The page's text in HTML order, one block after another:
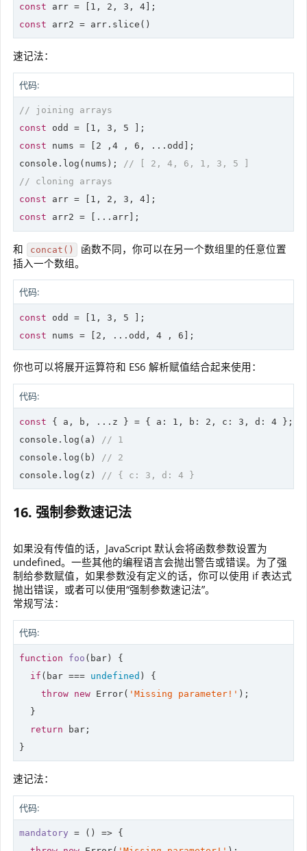
const arr = [ 1 , 2 , 3 , 4
const arr2 = arr.slice()
速记法：
代码:
// joining arrays
const odd = [ 1 , 3 , 5
const nums = [ 2 , 4 , 6 , ...odd];
console. log (nums);
// [ 2, 4, 6, 1, 3, 5 ]
// cloning arrays
const arr = [ 1 , 2 , 3 , 4
const arr2 = [...arr];
和 concat()
函数不同，你可以在另一个数组里的任意位置
插入一个数组。
代码:
const odd = [ 1 , 3 , 5
const nums = [ 2 , ...odd, 4 , 6 ];
你也可以将展开运算符和 ES6 解析赋值结合起来使用：
代码:
const { a, b, ...z } = { a: 1 , b: 2 , c: 3 , d: 4 };
console. log (a)
// 1
console. log (b)
// 2
console. log (z) // { c: 3, d: 4 }
16. 强制参数速记法
如果没有传值的话，JavaScript 默认会将函数参数设置为
undefined。一些其他的编程语言会抛出警告或错误。为了强
制给参数赋值，如果参数没有定义的话，你可以使用 if 表达式
抛出错误，或者可以使用“强制参数速记法”。
常规写法：
代码:
function foo ( bar) {
if (bar === undefined ) {
throw new Error( 'Missing parameter!' );
  }
return bar;
}
速记法：
代码:
mandatory = () => {